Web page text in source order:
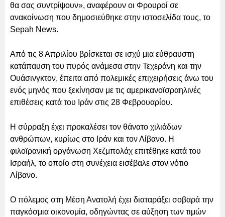
θα σας συντρίψουν», αναφέρουν οι Φρουροί σε
ανακοίνωση που δημοσιεύθηκε στην ιστοσελίδα τους, το
Sepah News.
Από τις 8 Απριλίου βρίσκεται σε ισχύ μια εύθραυστη
κατάπαυση του πυρός ανάμεσα στην Τεχεράνη και την
Ουάσινγκτον, έπειτα από πολεμικές επιχειρήσεις άνω του
ενός μηνός που ξεκίνησαν με τις αμερικανοϊσραηλινές
επιθέσεις κατά του Ιράν στις 28 Φεβρουαρίου.
Η σύρραξη έχει προκαλέσει τον θάνατο χιλιάδων
ανθρώπων, κυρίως στο Ιράν και τον Λίβανο. Η
φιλοϊρανική οργάνωση Χεζμπολάχ επιτέθηκε κατά του
Ισραήλ, το οποίο στη συνέχεια εισέβαλε στον νότιο
Λίβανο.
Ο πόλεμος στη Μέση Ανατολή έχει διαταράξει σοβαρά την
παγκόσμια οικονομία, οδηγώντας σε αύξηση των τιμών